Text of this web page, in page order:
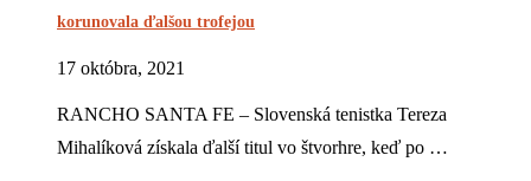
korunovala ďalšou trofejou
17 októbra, 2021
RANCHO SANTA FE – Slovenská tenistka Tereza
Mihalíková získala ďalší titul vo štvorhre, keď po …